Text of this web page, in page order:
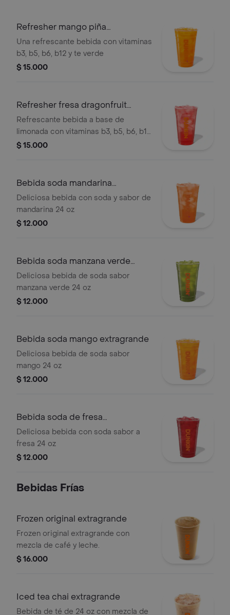
Refresher mango piña
extragrande
Una refrescante bebida con vitaminas
b3, b5, b6, b12 y te verde
$ 15.000
Refresher fresa dragonfruit
extragrande
Refrescante bebida a base de
limonada con vitaminas b3, b5, b6, b12
y te verde
$ 15.000
Bebida soda mandarina
extragrande
Deliciosa bebida con soda y sabor de
mandarina 24 oz
$ 12.000
Bebida soda manzana verde
extragrande
Deliciosa bebida de soda sabor
manzana verde 24 oz
$ 12.000
Bebida soda mango extragrande
Deliciosa bebida de soda sabor
mango 24 oz
$ 12.000
Bebida soda de fresa
extragrande
Deliciosa bebida con soda sabor a
fresa 24 oz
$ 12.000
Bebidas Frí­as
Frozen original extragrande
Frozen original extragrande con
mezcla de café y leche.
$ 16.000
Iced tea chai extragrande
Bebida de té de 24 oz con mezcla de